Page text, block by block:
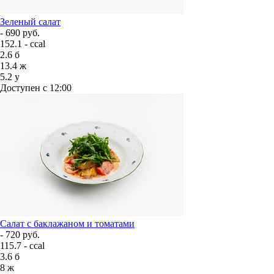
Зеленый салат
- 690 руб.
152.1 - ccal
2.6 б
13.4 ж
5.2 у
Доступен с 12:00
Салат с баклажаном и томатами
- 720 руб.
115.7 - ccal
3.6 б
8 ж